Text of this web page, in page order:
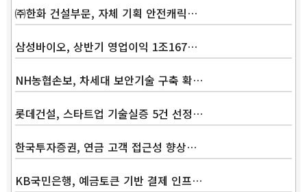
㈜한화 건설부문, 자체 기획 안전캐릭…
삼성바이오, 상반기 영업이익 1조167…
NH농협손보, 차세대 보안기술 구축 확…
롯데건설, 스타트업 기술실증 5건 선정…
한국투자증권, 연금 고객 접근성 향상…
KB국민은행, 예금토큰 기반 결제 인프…